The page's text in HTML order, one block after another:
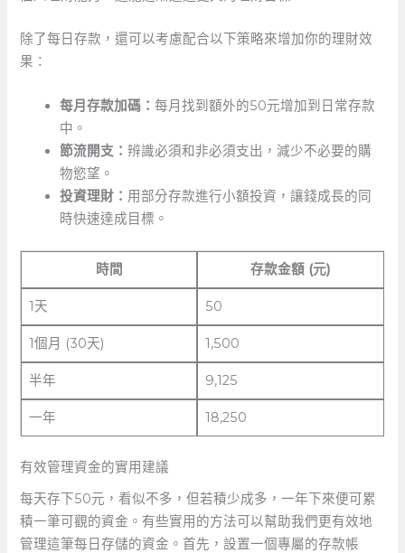
除了每日存款，還可以考慮配合以下策略來增加你的理財效
果：
每月存款加碼：每月找到額外的50元增加到日常存款
中。
節流開支：辨識必須和非必須支出，減少不必要的購
物慾望。
投資理財： 用部分存款進行小額投資，讓錢成長的同
時快速達成目標。
時間 存款金額 ​(元)
1天 50
1個月 (30天) 1,500
半年 9,125
一年 18,250
有效管理資金的實用建議
每天存下50元，看似不多，但若積少成多，一年下來便可累
積一筆可觀的資金。有些實用的方法可以幫助我們更有效地
管理這筆每日存儲的資金。首先，設置一個專屬的存款帳